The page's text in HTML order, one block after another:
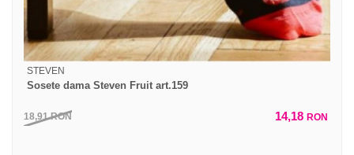
STEVEN
Sosete dama Steven Fruit art.159
18,91RON 14,18 RON